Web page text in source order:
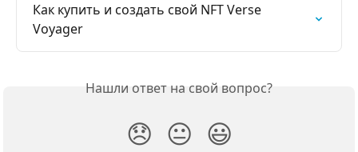
Как купить и создать свой NFT Verse
Voyager
Нашли ответ на свой вопрос?
😞 😐 😃